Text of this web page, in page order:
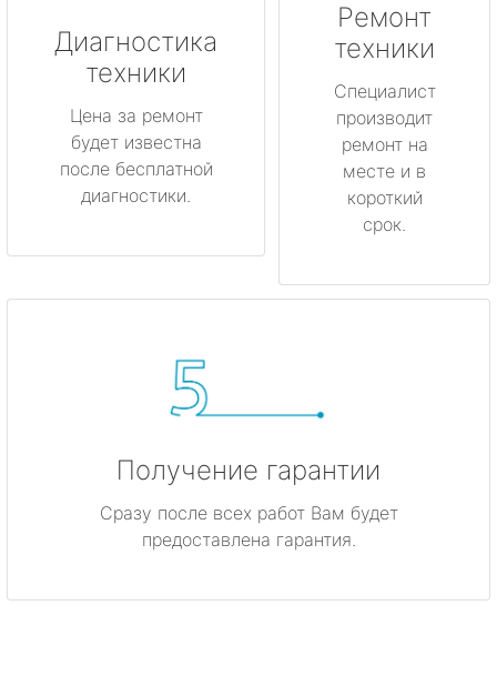
Диагностика
техники
Цена за ремонт
будет известна
после бесплатной
диагностики.
Ремонт
техники
Специалист
производит
ремонт на
месте и в
короткий
срок.
Получение гарантии
Сразу после всех работ Вам будет
предоставлена гарантия.